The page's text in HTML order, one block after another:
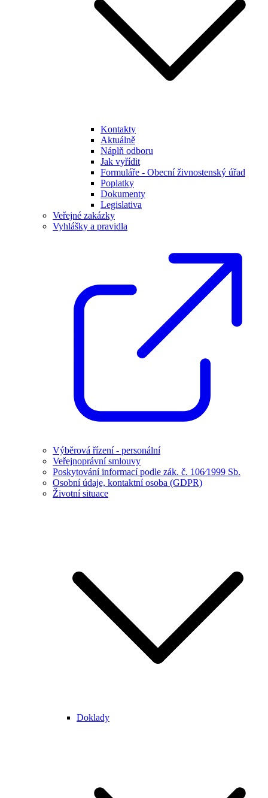
Kontakty
Aktuálně
Náplň odboru
Jak vyřídit
Formuláře - Obecní živnostenský úřad
Poplatky
Dokumenty
Legislativa
Veřejné zakázky
Vyhlášky a pravidla
Výběrová řízení - personální
Veřejnoprávní smlouvy
Poskytování informací podle zák. č. 106⁄1999 Sb.
Osobní údaje, kontaktní osoba (GDPR)
Životní situace
Doklady